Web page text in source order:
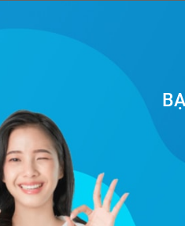
Giá
Bán căn hộ chung cư Khu
Đại Kim, Quận Hoàng Mai, Hà Nội